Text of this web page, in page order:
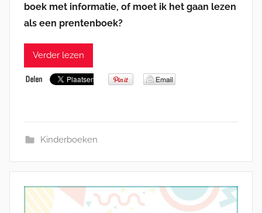
boek met informatie, of moet ik het gaan lezen
als een prentenboek?
Verder lezen
Kinderboeken